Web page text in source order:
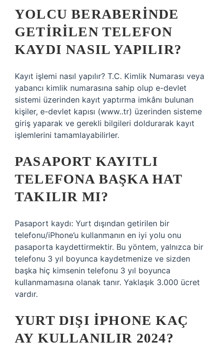
YOLCU BERABERINDE
GETIRILEN TELEFON
KAYDI NASIL YAPILIR?
Kayıt işlemi nasıl yapılır? T.C. Kimlik Numarası veya
yabancı kimlik numarasına sahip olup e-devlet
sistemi üzerinden kayıt yaptırma imkânı bulunan
kişiler, e-devlet kapısı (www..tr) üzerinden sisteme
giriş yaparak ve gerekli bilgileri doldurarak kayıt
işlemlerini tamamlayabilirler.
PASAPORT KAYITLI
TELEFONA BAŞKA HAT
TAKILIR MI?
Pasaport kaydı: Yurt dışından getirilen bir
telefonu/iPhone’u kullanmanın en iyi yolu onu
pasaporta kaydettirmektir. Bu yöntem, yalnızca bir
telefonu 3 yıl boyunca kaydetmenize ve sizden
başka hiç kimsenin telefonu 3 yıl boyunca
kullanmamasına olanak tanır. Yaklaşık 3.000 ücret
vardır.
YURT DIŞI IPHONE KAÇ
AY KULLANILIR 2024?